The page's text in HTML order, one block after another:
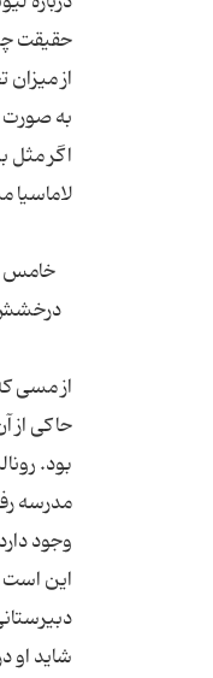
از
به صورت
اگر مثل
درخشش
از مسی
حاکی از
بود.
مدرسه
وجود
شاید او